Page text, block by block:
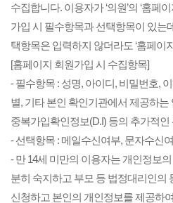
수집합니다. 이용자가 ‘의원’의 ‘홈페
가입 시 필수항목과 선택항목이 있는
택항목은 입력하지 않더라도 ‘홈페이
[홈페이지 회원가입 시 수집항목]
- 필수항목 : 성명, 아이디, 비밀번호,
별, 기타 본인 확인기관에서 제공하
중복가입확인정보(D.I) 등의 추가적인
- 선택항목 : 메일수신여부, 문자수신
- 만 14세 미만의 이용자는 개인정보
분히 숙지하고 부모 등 법정대리인의
신청하고 본인의 개인정보를 제공하